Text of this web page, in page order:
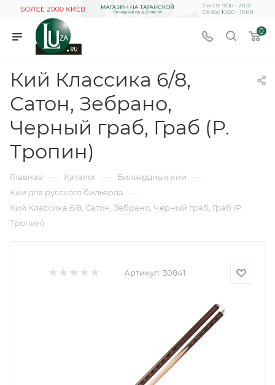
0
Кий Классика 6/8,
Сатон, Зебрано,
Черный граб, Граб (Р.
Тропин)
Главная — Каталог — Бильярдные кии —
Кии для русского бильярда —
Кий Классика 6/8, Сатон, Зебрано, Черный граб, Граб (Р.
Тропин)
Артикул: 30841